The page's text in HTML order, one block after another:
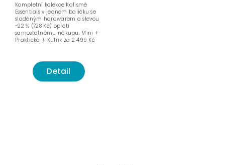
Detail
Kompletní kolekce Kalismé
Essentials v jednom balíčku se
sladěným hardwarem a slevou
~22 % (728 Kč) oproti
samostatnému nákupu. Mini +
Praktická + Kufřík za 2 499 Kč